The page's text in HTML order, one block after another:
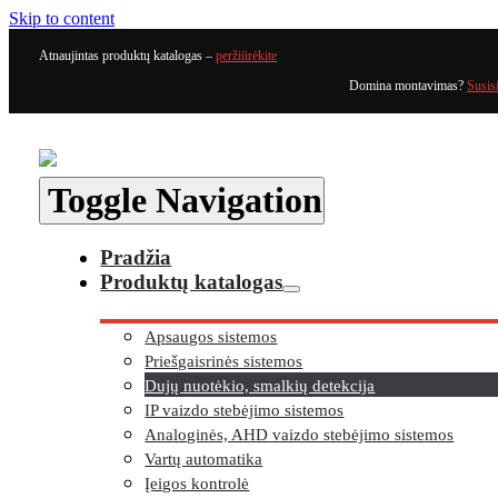
Skip to content
Atnaujintas produktų katalogas –peržiūrėkite
Domina montavimas?
Toggle Navigation
Pradžia
Produktų katalogas
Apsaugos sistemos
Priešgaisrinės sistemos
Dujų nuotėkio, smalkių detekcija
IP vaizdo stebėjimo sistemos
Analoginės, AHD vaizdo stebėjimo sistemos
Vartų automatika
Įeigos kontrolė